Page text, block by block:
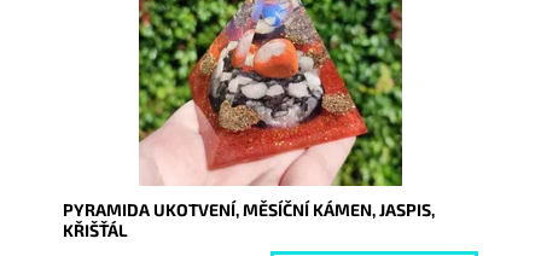
PYRAMIDA UKOTVENÍ, MĚSÍČNÍ KÁMEN, JASPIS,
KŘIŠŤÁL